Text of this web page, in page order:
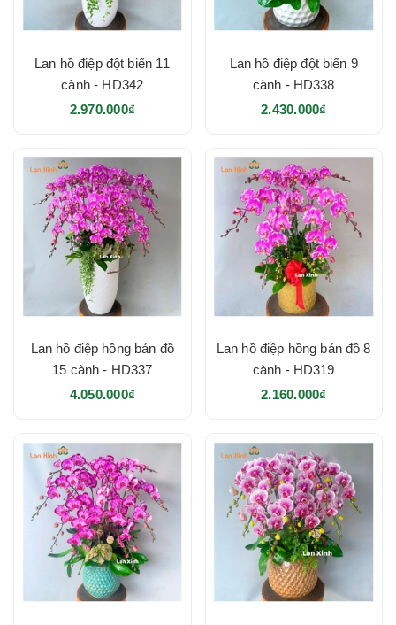
Lan hồ điệp đột biến
Cách chăm sóc chậu hoa lan hồ điệp
màu đột biến
hoa lan hồ điệp đột biến
ở nơi có nhiệt độ từ
200C đến 300C và có ánh sáng tự nhiên nhưng tránh
Tưới nước đều đặn từ 3 đến 5 ngày một lần, tưới vào
không làm hỏng cánh hoa.
Ý nghĩa của hoa lan hồ điệp màu đột
biến
Tính độc đáo và mới mẻ: Sắc màu đột biến của lan hồ
điệp tạo nên ấn tượng mạnh mẽ, thu hút sự chú ý của
mọi người.
Lan hồ điệp đột biến 11
cành - HD342
2.970.000₫
Lan hồ điệp đột biến 9
cành - HD338
2.430.000₫
Lan hồ điệp hồng bản đồ
15 cành - HD337
4.050.000₫
Lan hồ điệp hồng bản đồ 8
cành - HD319
2.160.000₫